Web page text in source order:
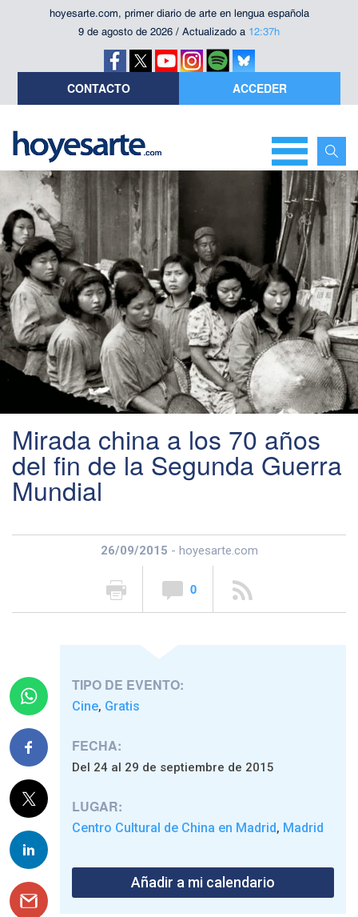
hoyesarte.com, primer diario de arte en lengua española
9 de agosto de 2026 / Actualizado a 12:37h
CONTACTO ACCEDER
Mirada china a los 70 años
del fin de la Segunda Guerra
Mundial
26/09/2015 - hoyesarte.com
0
TIPO DE EVENTO:
Cine, Gratis
FECHA:
Del 24 al 29 de septiembre de 2015
LUGAR:
Centro Cultural de China en Madrid, Madrid
Añadir a mi calendario